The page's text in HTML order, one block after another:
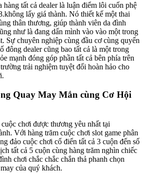
tất cả dealer là luận điểm lôi cuốn phệ
lấy giá thành. Nó thiết kế một thai
thân thương, giúp thành viên da đình
như là đang dấn mình vào vào một trong
Sự chuyên nghiệp cùng đầu cơ cùng quyến
đông dealer cũng bao tất cả là một trong
mạnh đóng góp phần tất cả bên phía trên
trải nghiệm tuyệt đối hoàn hảo cho
Quay May Mắn cùng Cơ Hội
chơi được thương yêu nhất tại
Với hàng trăm cuộc chơi slot game phân
đảo cuộc chơi cổ điển tất cả 3 cuộn đến số
tất cả 5 cuộn cùng hàng trăm nghìn chiếc
chơi chắc chắc chắn thả phanh chọn
của quý khách.